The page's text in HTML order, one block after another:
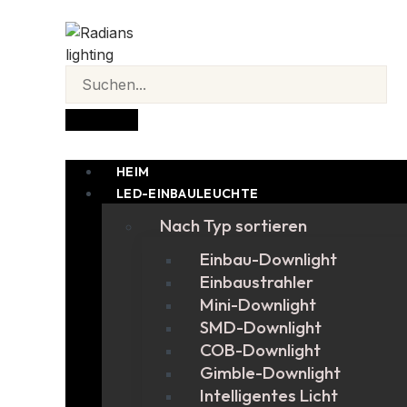
HEIM
LED-EINBAULEUCHTE
Nach Typ sortieren
Einbau-Downlight
Einbaustrahler
Mini-Downlight
SMD-Downlight
COB-Downlight
Gimble-Downlight
Intelligentes Licht